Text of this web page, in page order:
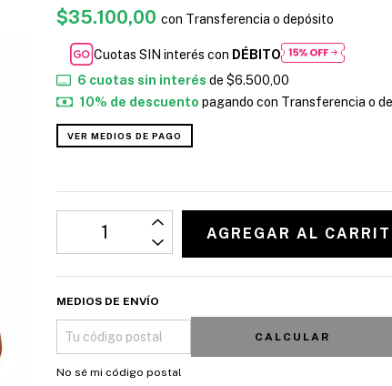
$35.100,00 con Transferencia o depósito
Cuotas SIN interés con DÉBITO
6 cuotas sin interés de $6.500,00
10% de descuento pagando con Transferencia o
VER MEDIOS DE PAGO
MEDIOS DE ENVÍO
CALCULAR
No sé mi código postal